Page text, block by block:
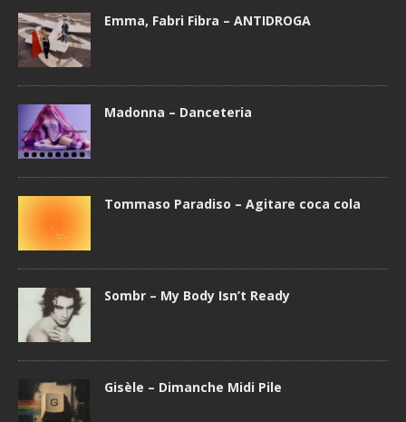
Emma, Fabri Fibra – ANTIDROGA
Madonna – Danceteria
Tommaso Paradiso – Agitare coca cola
Sombr – My Body Isn’t Ready
Gisèle – Dimanche Midi Pile